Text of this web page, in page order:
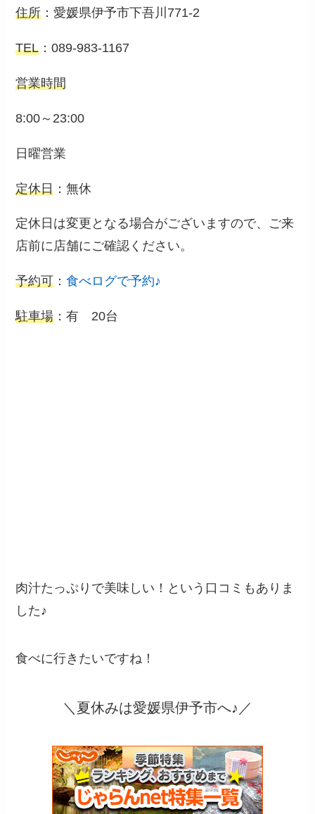
住所 ：愛媛県伊予市下吾川771-2
TEL ：089-983-1167
営業時間
8:00～23:00
日曜営業
定休日 ：無休
定休日は変更となる場合がございますので、ご来
店前に店舗にご確認ください。
予約可 ：食べログで予約♪
駐車場 ：有 20台
肉汁たっぷりで美味しい！という口コミもありま
した♪
食べに行きたいですね！
＼夏休みは愛媛県伊予市へ♪／